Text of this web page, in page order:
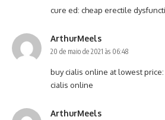
cure ed: cheap erectile
ArthurMeels
20 de maio de 2021 às 06:48
buy cialis online at lowest price:
cialis online
ArthurMeels